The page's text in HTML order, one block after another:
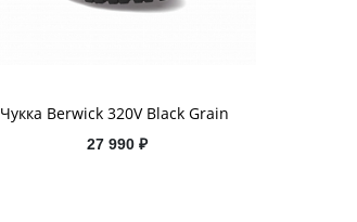
Чукка Berwick 320V Black Grain
27 990 ₽